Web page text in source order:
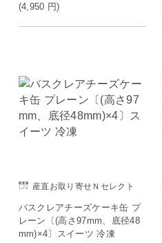
(4,950 円)
産直お取り寄せＮセレクト
バスクレアチーズケーキ缶 プ
レーン〔(高さ97mm、底径48
mm)×4〕スイーツ 冷凍